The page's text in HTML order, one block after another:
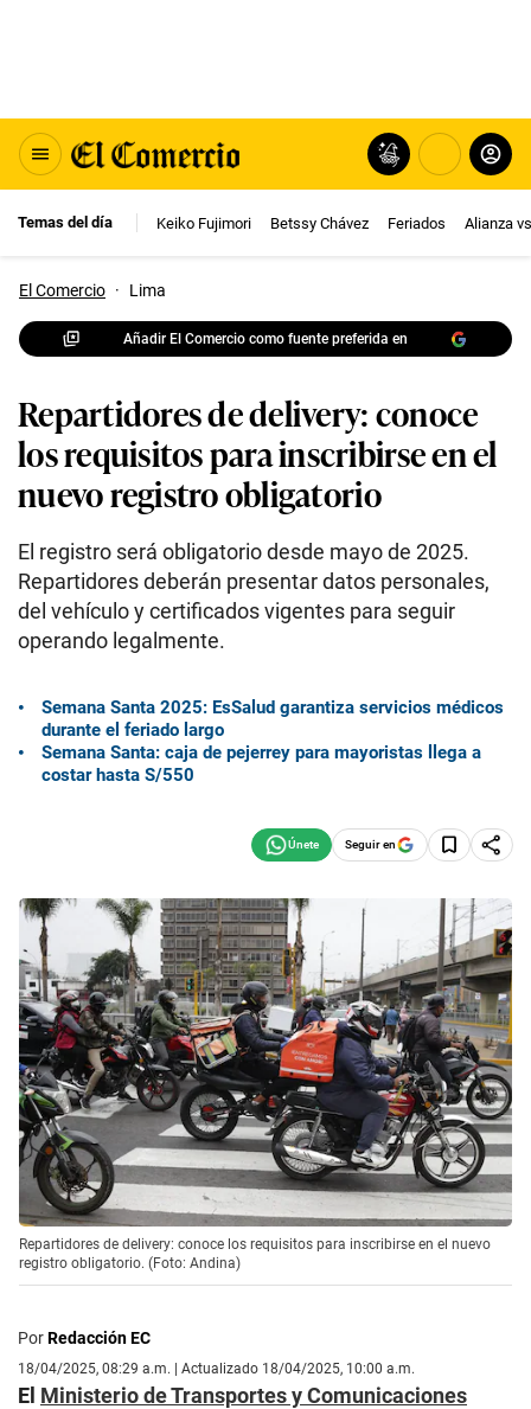
Temas del día Keiko Fujimori Betssy Chávez Feriados Alianza
El Comercio · Lima
Añadir El Comercio como fuente preferida en
Repartidores de delivery: conoce
los requisitos para inscribirse en el
nuevo registro obligatorio
El registro será obligatorio desde mayo de 2025.
Repartidores deberán presentar datos personales,
del vehículo y certificados vigentes para seguir
operando legalmente.
Semana Santa 2025: EsSalud garantiza servicios médicos
durante el feriado largo
Semana Santa: caja de pejerrey para mayoristas llega a
costar hasta S/550
Seguir en
Repartidores de delivery: conoce los requisitos para inscribirse en el nuevo
registro obligatorio. (Foto: Andina)
PorRedacción EC
18/04/2025, 08:29 a.m. | Actualizado 18/04/2025, 10:00 a.m.
El Ministerio de Transportes y Comunicaciones